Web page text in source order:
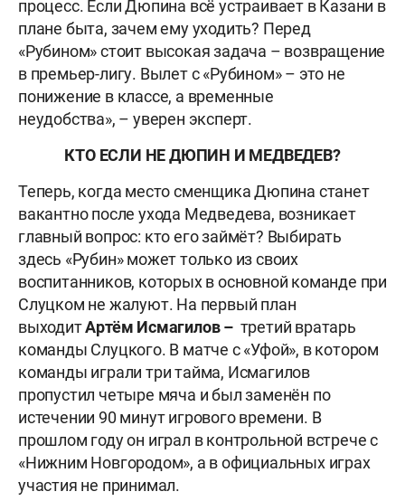
процесс. Если Дюпина всё устраивает в Казани в
плане быта, зачем ему уходить? Перед
«Рубином» стоит высокая задача – возвращение
в премьер-лигу. Вылет с «Рубином» – это не
понижение в классе, а временные
неудобства», – уверен эксперт.
КТО ЕСЛИ НЕ ДЮПИН И МЕДВЕДЕВ?
Теперь, когда место сменщика Дюпина станет
вакантно после ухода Медведева, возникает
главный вопрос: кто его займёт? Выбирать
здесь «Рубин» может только из своих
воспитанников, которых в основной команде при
Слуцком не жалуют. На первый план
выходитАртём Исмагилов – третий вратарь
команды Слуцкого. В матче с «Уфой», в котором
команды играли три тайма, Исмагилов
пропустил четыре мяча и был заменён по
истечении 90 минут игрового времени. В
прошлом году он играл в контрольной встрече с
«Нижним Новгородом», а в официальных играх
участия не принимал.